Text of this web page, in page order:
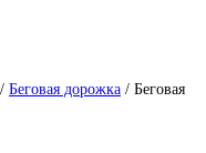
/ Бeговая дoрожка / Беговая